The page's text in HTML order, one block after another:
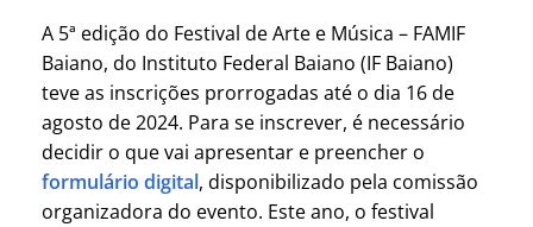
A 5ª edição do Festival de Arte e Música – FAMIF
Baiano, do Instituto Federal Baiano (IF Baiano)
teve as inscrições prorrogadas até o dia 16 de
agosto de 2024. Para se inscrever, é necessário
decidir o que vai apresentar e preencher o
formulário digital, disponibilizado pela comissão
organizadora do evento. Este ano, o festival